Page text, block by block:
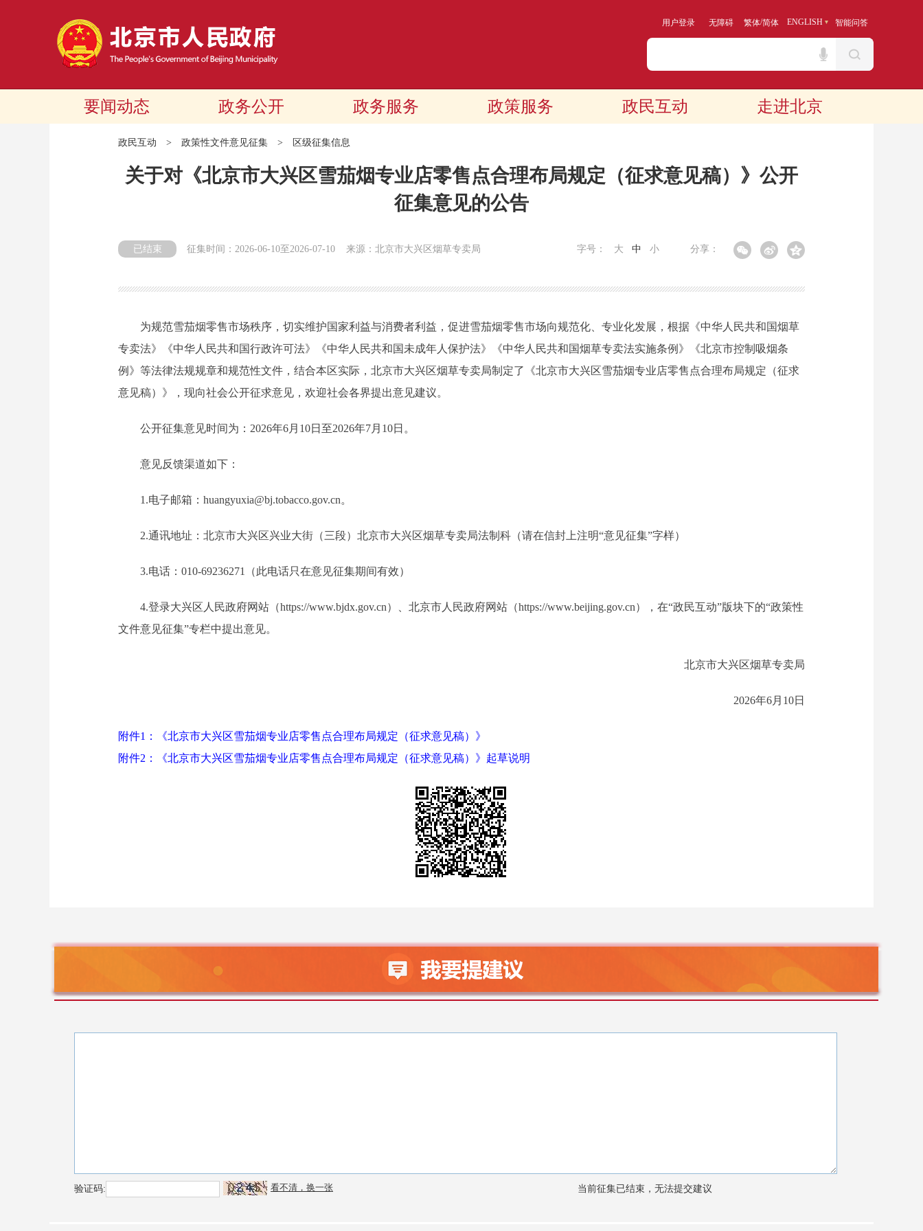
用户登录 无障碍 繁体/简体 ENGLISH 智能问答
要闻动态 政务公开 政务服务 政策服务 政民互动 走进北京
政民互动 > 政策性文件意见征集 > 区级征集信息
关于对《北京市大兴区雪茄烟专业店零售点合理布局规定（征求意见稿）》公开
征集意见的公告
已结束 征集时间： 2026-06-10至2026-07-10 来源：北京市大兴区烟草专卖局 分享：
字号： 大 中 小
为规范雪茄烟零售市场秩序，切实维护国家利益与消费者利益，促进雪茄烟零售市场向规范化、专业化发展，根据《中华人民共和国烟草
专卖法》《中华人民共和国行政许可法》《中华人民共和国未成年人保护法》《中华人民共和国烟草专卖法实施条例》《北京市控制吸烟条
例》等法律法规规章和规范性文件，结合本区实际，北京市大兴区烟草专卖局制定了《北京市大兴区雪茄烟专业店零售点合理布局规定（征求
意见稿）》，现向社会公开征求意见，欢迎社会各界提出意见建议。
公开征集意见时间为：2026年6月10日至2026年7月10日。
意见反馈渠道如下：
1.电子邮箱：huangyuxia@bj.tobacco.gov.cn。
2.通讯地址：北京市大兴区兴业大街（三段）北京市大兴区烟草专卖局法制科（请在信封上注明“意见征集”字样）
3.电话：010-69236271（此电话只在意见征集期间有效）
4.登录大兴区人民政府网站（https://www.bjdx.gov.cn）、北京市人民政府网站（https://www.beijing.gov.cn），在“政民互动”版块下的“政策性
文件意见征集”专栏中提出意见。
北京市大兴区烟草专卖局
2026年6月10日
附件1：《北京市大兴区雪茄烟专业店零售点合理布局规定（征求意见稿）》
附件2：《北京市大兴区雪茄烟专业店零售点合理布局规定（征求意见稿）》起草说明